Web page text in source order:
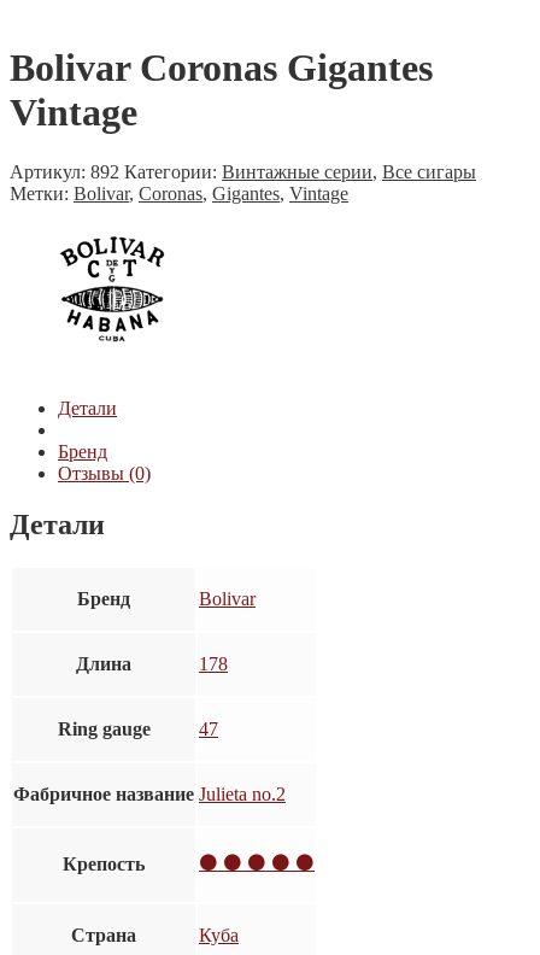
Bolivar Coronas Gigantes
Vintage
Артикул: 892 Категории: Винтажные серии, Все сигары
Метки: Bolivar, Coronas, Gigantes, Vintage
Детали
Бренд
Отзывы (0)
Детали
Бренд Bolivar
Длина 178
Ring gauge 47
Фабричное название Julieta no.2
Крепость ⚫ ⚫ ⚫ ⚫ ⚫
Страна Куба